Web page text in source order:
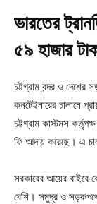
ভারতের
৫৯ হাজার
চট্টগ্রাম বন্দর ও
কনটেইনারের চালানে
চট্টগ্রাম কাস্টমস
ফি আদায় করেছে। এ
সরকারের আয়ের বাইরে
বেশি। সমুদ্র ও সড়কপথে